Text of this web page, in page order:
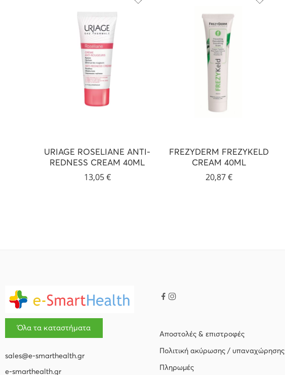
URIAGE ROSELIANE ANTI-
REDNESS CREAM 40ML
13,05€
FREZYDERM FREZYKELD
CREAM 40ML
20,87€
Όλα τα καταστήματα
sales@e-smarthealth.gr
e-smarthealth.gr
Αποστολές & επιστροφές
Πολιτική ακύρωσης / υπαναχώρησης
Πληρωμές